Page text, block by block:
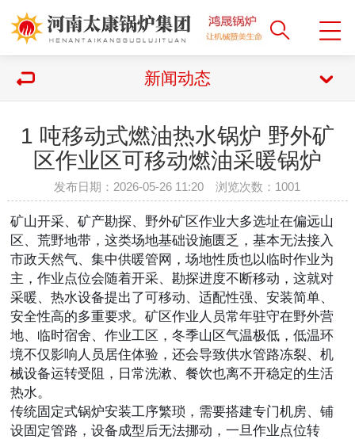
新闻动态
1 吨移动式燃油热水锅炉 野外矿
区作业区可移动燃油采暖锅炉
发布日期：2026-05-26 11:20 浏览次数： 1001
矿山开采、矿产勘探、野外矿区作业大多选址在偏远山
区、荒野地带，这类场地基础设施匮乏，基本无法接入
市政天然气、集中供暖管网，场地性质也以临时作业为
主，作业点位会随着开采、勘探进度不断移动，这就对
采暖、热水设备提出了可移动、适配性强、安装简单、
安全性高的多重要求。矿区作业人员常年驻守在野外营
地、临时宿舍、作业工区，冬季山区气温极低，低温环
境不仅影响人员居住体验，还会导致供水管路冻裂、机
械设备运转受阻，日常洗漱、餐饮也离不开稳定的生活
热水。
传统固定式锅炉安装工序繁琐，需要搭建专门机房、铺
设固定管路，设备成型后无法挪动，一旦作业点位转